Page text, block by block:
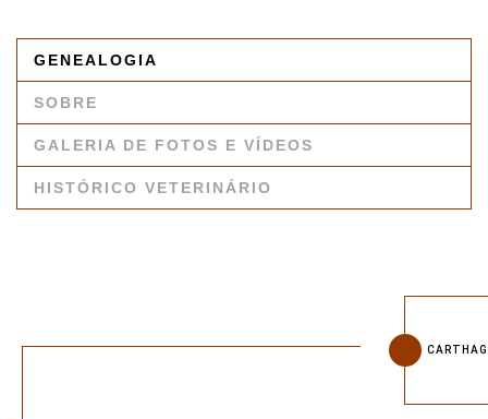
GENEALOGIA
SOBRE
GALERIA DE FOTOS E VÍDEOS
HISTÓRICO VETERINÁRIO